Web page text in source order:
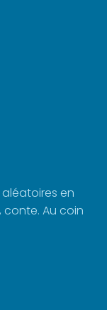
aléatoires en
Au coin